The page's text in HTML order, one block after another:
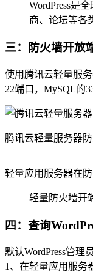
WordPress是
商、论坛等各
三：防火墙开放
使用腾讯云轻量服
22端口，MySQL的
腾讯云轻量服务器
轻量应用服务器在
轻量防火墙开
四：查询
默认WordPress管理
1、在轻量应用服务